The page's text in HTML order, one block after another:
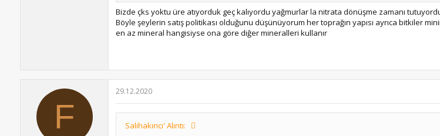
Bizde çks yoktu üre atıyorduk geç kalıyordu yağmurlar la nitrata dönüşme zamanı
Böyle şeylerin satış politikası olduğunu düşünüyorum her toprağın yapısı ayrıca bitkiler
en az mineral hangisiyse ona göre diğer mineralleri kullanır
F
29.12.2020
Salihakıncı' Alıntı: